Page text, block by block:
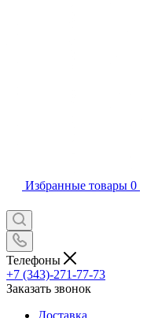
Избранные товары 0
Телефоны
+7 (343)-271-77-73
Заказать звонок
Доставка